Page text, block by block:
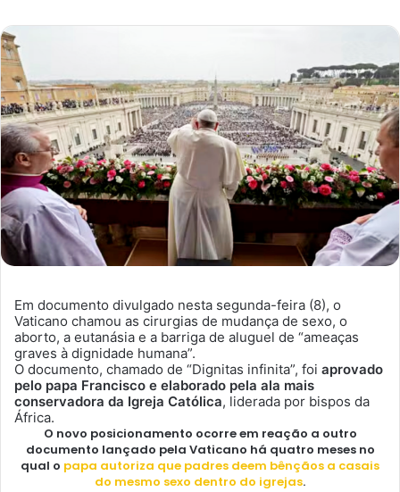
mail
Em documento divulgado nesta segunda-feira (8), o
Vaticano chamou as cirurgias de mudança de sexo, o
aborto, a eutanásia e a barriga de aluguel de “ameaças
graves à dignidade humana”.
O documento, chamado de “Dignitas infinita”, foi aprovado
pelo papa Francisco e elaborado pela ala mais
conservadora da Igreja Católica, liderada por bispos da
África.
O novo posicionamento ocorre em reação a outro
documento lançado pela Vaticano há quatro mesesno
qual o papa autoriza que padres deem bênçãos a casais
do mesmo sexo dentro do igrejas.